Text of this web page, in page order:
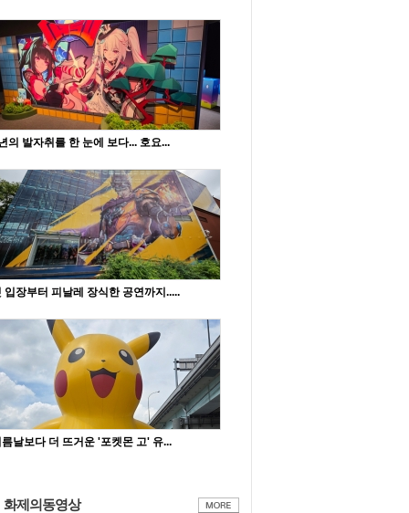
의 발자취를 한 눈에 보다... 호요...
입장부터 피날레 장식한 공연까지.....
날보다 더 뜨거운 '포켓몬 고' 유...
화제의동영상